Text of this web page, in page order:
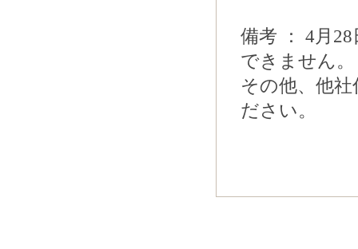
備考 ： 4月
できません。
その他、他
ださい。